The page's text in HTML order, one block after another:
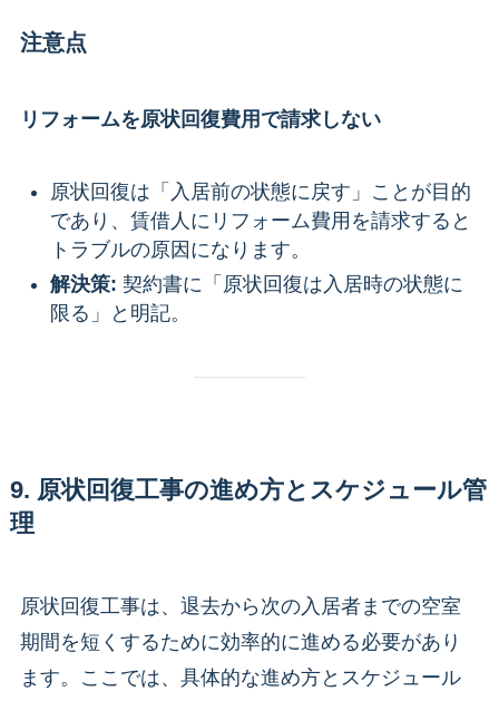
注意点
リフォームを原状回復費用で請求しない
原状回復は「入居前の状態に戻す」ことが目的
であり、賃借人にリフォーム費用を請求すると
トラブルの原因になります。
解決策: 契約書に「原状回復は入居時の状態に
限る」と明記。
9. 原状回復工事の進め方とスケジュール管
理
原状回復工事は、退去から次の入居者までの空室
期間を短くするために効率的に進める必要があり
ます。ここでは、具体的な進め方とスケジュール